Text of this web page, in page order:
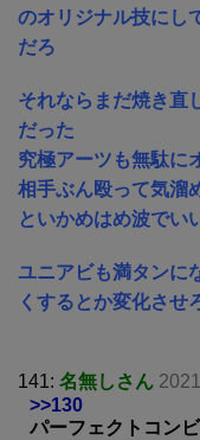
のオリジナル技にし
だろ
それならまだ焼き直
だった
究極アーツも無駄に
相手ぶん殴って気溜
といかめはめ波でい
ユニアビも満タンに
くするとか変化させ
141: 名無しさん
>>130
パーフェクトコン